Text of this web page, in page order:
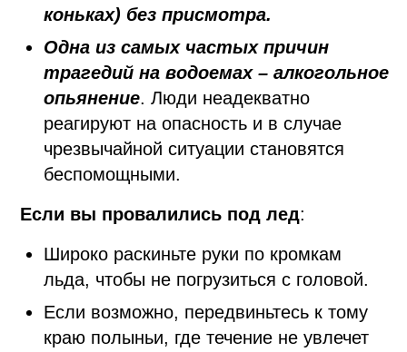
коньках) без присмотра.
Одна из самых частых причин
трагедий на водоемах – алкогольное
опьянение. Люди неадекватно
реагируют на опасность и в случае
чрезвычайной ситуации становятся
беспомощными.
Если вы провалились под лед:
Широко раскиньте руки по кромкам
льда, чтобы не погрузиться с головой.
Если возможно, передвиньтесь к тому
краю полыньи, где течение не увлечет